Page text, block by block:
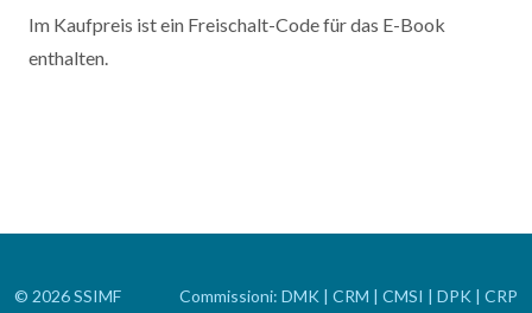
Im Kaufpreis ist ein Freischalt-Code für das E-Book
enthalten.
© 2026 SSIMF Commissioni: DMK | CRM | CMSI | DPK | CRP